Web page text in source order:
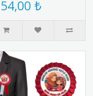
bayrağı ve Atatürk
silüetiyle süs..
54,00 ₺